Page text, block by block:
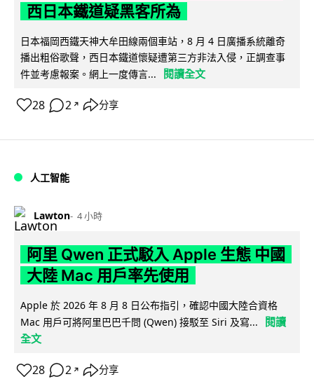
西日本鐵道疑黑客所為
日本福岡西鐵天神大牟田線兩個車站，8 月 4 日廣播系統離奇
播出粗俗歌聲，西日本鐵道懷疑遭第三方非法入侵，正調查事
件並考慮報案。網上一度傳言...
閱讀全文
28 2 ↗ 分享
人工智能
Lawton 4 小時
阿里 Qwen 正式駁入 Apple 生態 中國
大陸 Mac 用戶率先使用
Apple 於 2026 年 8 月 8 日公布指引，確認中國大陸合資格
Mac 用戶可將阿里巴巴千問 (Qwen) 接駁至 Siri 及寫...
閱讀
全文
28 2 ↗ 分享